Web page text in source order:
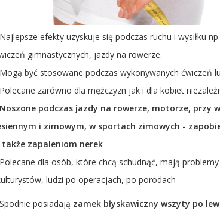
efekty uzyskuje się podczas ruchu i wysiłku
gimnastycznych, jazdy na rowerze.
być stosowane podczas wykonywanych ćwiczeń
zarówno dla mężczyzn jak i dla kobiet
Noszone podczas jazdy na rowerze, motorze, przy
i zimowym, w sportach zimowych -
także zapaleniom nerek
dla osób, które chcą schudnąć, mają
ludzi po operacjach, po porodach
posiadają zamek błyskawiczny wszyty po